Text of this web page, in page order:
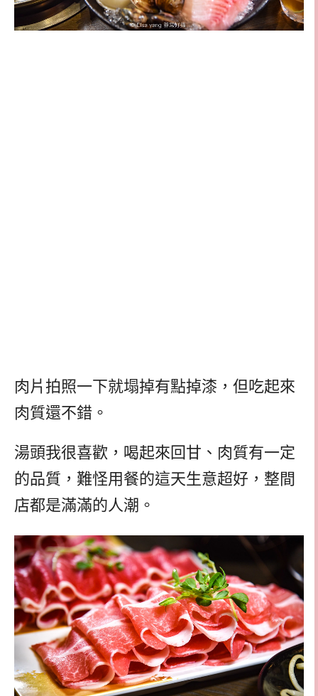
肉片拍照一下就塌掉有點掉漆，但吃起來
肉質還不錯。
湯頭我很喜歡，喝起來回甘、肉質有一定
的品質，難怪用餐的這天生意超好，整間
店都是滿滿的人潮。